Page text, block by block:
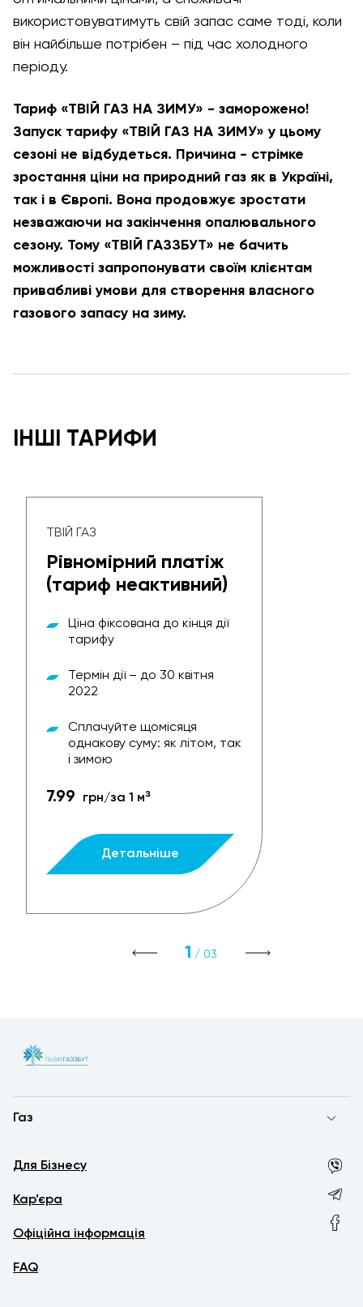
використовуватимуть свій запас саме тоді, коли
він найбільше потрібен – під час холодного
періоду.
Тариф «ТВІЙ ГАЗ НА ЗИМУ» - заморожено!
Запуск тарифу «ТВІЙ ГАЗ НА ЗИМУ» у цьому
сезоні не відбудеться. Причина - стрімке
зростання ціни на природний газ як в Україні,
так і в Європі. Вона продовжує зростати
незважаючи на закінчення опалювального
сезону. Тому «ТВІЙ ГАЗЗБУТ» не бачить
можливості запропонувати своїм клієнтам
привабливі умови для створення власного
газового запасу на зиму.
ІНШІ ТАРИФИ
ТВІЙ ГАЗ
Рівномірний платіж
(тариф неактивний)
Ціна фіксована до кінця дії
тарифу
Термін дії – до 30 квітня
2022
Сплачуйте щомісяця
однакову суму: як літом, так
і зимою
7.99 грн/за 1 м³
Детальніше
1 / 03
Газ
Для Бізнесу
Кар’єра
Офіційна інформація
FAQ